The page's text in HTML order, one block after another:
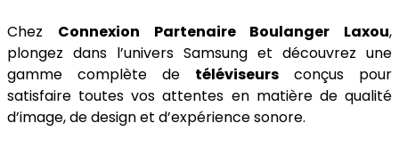
Chez Connexion Partenaire Boulanger Laxou,
plongez dans l’univers Samsung et découvrez une
gamme complète de téléviseurs conçus pour
satisfaire toutes vos attentes en matière de qualité
d’image, de design et d’expérience sonore.